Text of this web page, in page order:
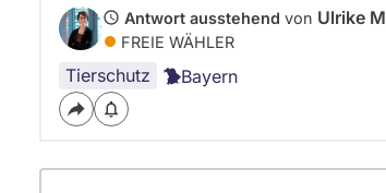
Antwort ausstehend von Ulrike
FREIE WÄHLER
Tierschutz Bayern